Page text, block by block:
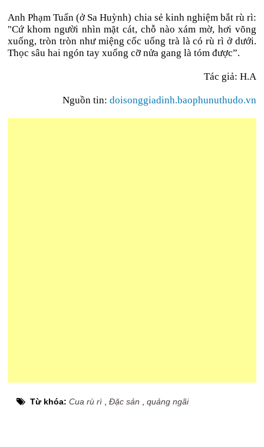
Anh Phạm Tuấn (ở Sa Huỳnh) chia sẻ kinh nghiệm bắt rù rì:
"Cứ khom người nhìn mặt cát, chỗ nào xám mờ, hơi võng
xuống, tròn tròn như miệng cốc uống trà là có rù rì ở dưới.
Thọc sâu hai ngón tay xuống cỡ nửa gang là tóm được”.
Tác giả: H.A
Nguồn tin: doisonggiadinh.baophunuthudo.vn
Từ khóa:Cua rù rì ,Đặc sản ,quảng ngãi